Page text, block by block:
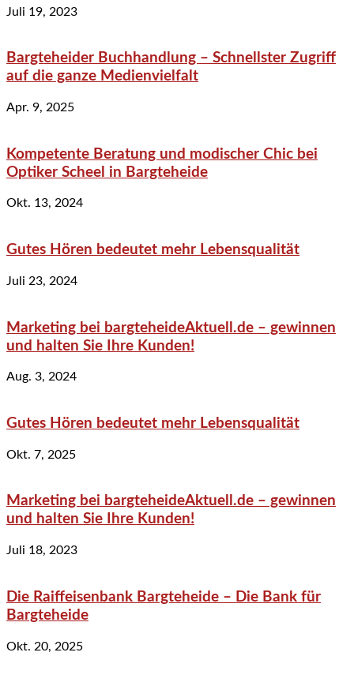
Juli 19, 2023
Bargteheider Buchhandlung – Schnellster Zugriff
auf die ganze Medienvielfalt
Apr. 9, 2025
Kompetente Beratung und modischer Chic bei
Optiker Scheel in Bargteheide
Okt. 13, 2024
Gutes Hören bedeutet mehr Lebensqualität
Juli 23, 2024
Marketing bei bargteheideAktuell.de – gewinnen
und halten Sie Ihre Kunden!
Aug. 3, 2024
Gutes Hören bedeutet mehr Lebensqualität
Okt. 7, 2025
Marketing bei bargteheideAktuell.de – gewinnen
und halten Sie Ihre Kunden!
Juli 18, 2023
Die Raiffeisenbank Bargteheide – Die Bank für
Bargteheide
Okt. 20, 2025